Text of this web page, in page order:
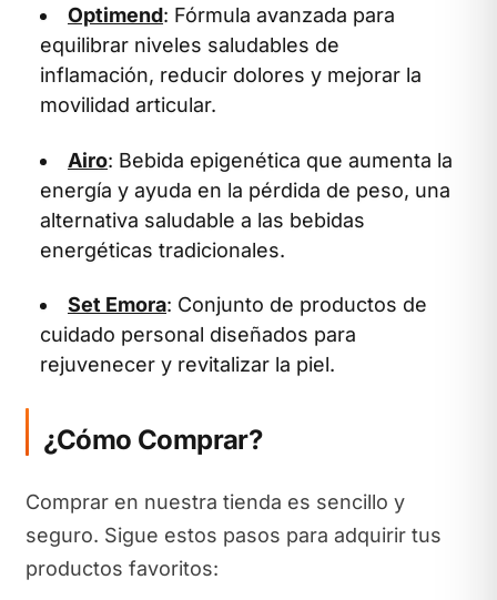
Optimend: Fórmula avanzada para
equilibrar niveles saludables de
inflamación, reducir dolores y mejorar la
movilidad articular.
Airo: Bebida epigenética que aumenta la
energía y ayuda en la pérdida de peso, una
alternativa saludable a las bebidas
energéticas tradicionales.
Set Emora: Conjunto de productos de
cuidado personal diseñados para
rejuvenecer y revitalizar la piel.
¿Cómo Comprar?
Comprar en nuestra tienda es sencillo y
seguro. Sigue estos pasos para adquirir tus
productos favoritos: